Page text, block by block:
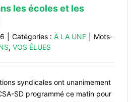
les écoles et les
Catégories : À LA UNE
Mots-
, VOS ÉLUES
syndicales ont unanimement
SD programmé ce matin pour